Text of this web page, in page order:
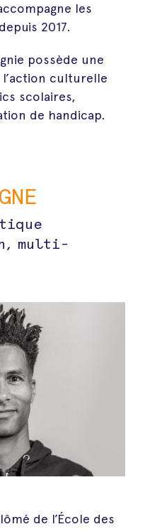
les
2017.
possède une
culturelle
scolaires,
de handicap.
multi-
de l’École des